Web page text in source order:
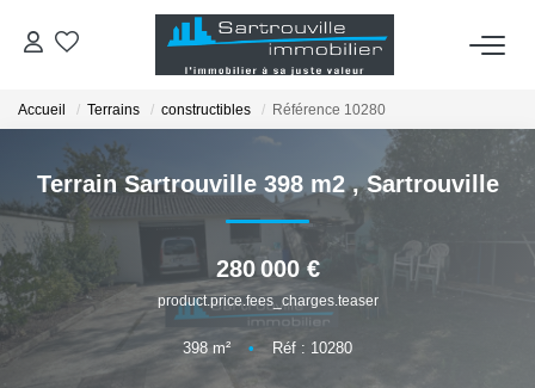
VENTES
OUTILS
ESTIMATION
AGENCE
Accueil Terrains constructibles Référence 10280
Terrain Sartrouville 398 m2,Sartrouville
280 000 €
product.price.fees_charges.teaser
398 m² • Réf : 10280